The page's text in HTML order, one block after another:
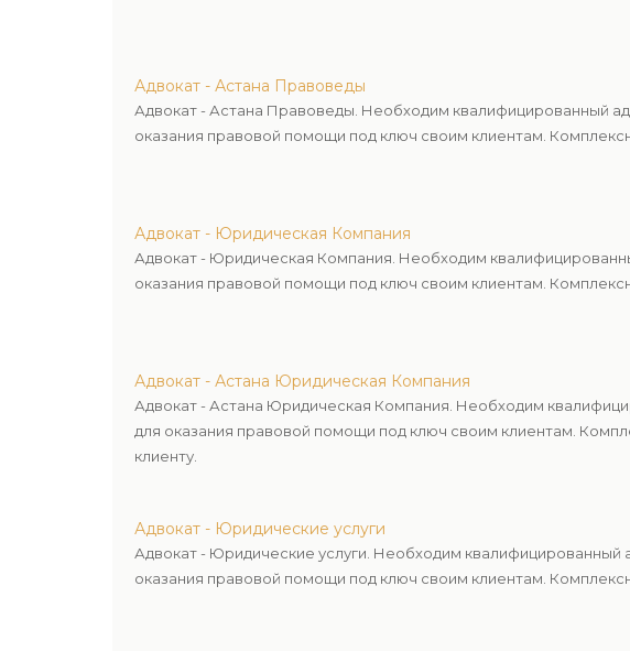
Адвокат - Астана Правоведы
Адвокат - Астана Правоведы. Необходим квалифицированный
оказания правовой помощи под ключ своим клиентам.
Адвокат - Юридическая Компания
Адвокат - Юридическая Компания. Необходим
оказания правовой помощи под ключ своим клиентам.
Адвокат - Астана Юридическая Компания
Адвокат - Астана Юридическая Компания. Необходим
для оказания правовой помощи под ключ своим клиентам.
клиенту.
Адвокат - Юридические услуги
Адвокат - Юридические услуги. Необходим
оказания правовой помощи под ключ своим клиентам.